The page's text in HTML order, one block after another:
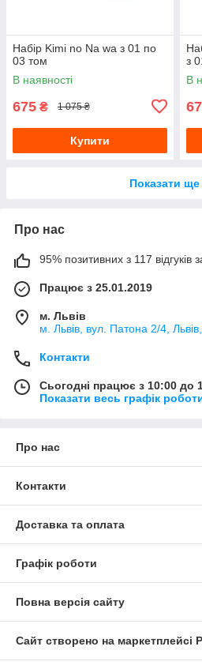
Набір Kimi no Na wa з 01 по
03 том
В наявності
675 ₴ 1 075 ₴
Купити
з
В
Показати ще
Про нас
95% позитивних з 117 відгуків
Працює з 25.01.2019
м. Львів
м. Львів, вул. Патона 2/4,
Контакти
Сьогодні працює з 10:00 до
Показати весь графік
Про нас
Контакти
Доставка та оплата
Графік роботи
Повна версія сайту
Сайт створено на маркетплейсі